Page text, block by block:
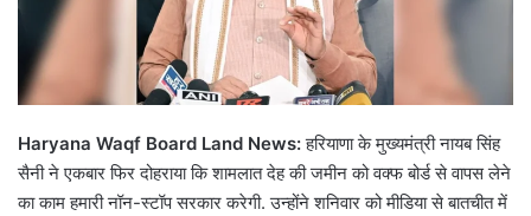
Haryana Waqf Board Land News:हरियाणा के मुख्यमंत्री नायब सिंह
सैनी ने एकबार फिर दोहराया कि शामलात देह की जमीन को वक्फ बोर्ड से वापस लेने
का काम हमारी नॉन-स्टॉप सरकार करेगी. उन्होंने शनिवार को मीडिया से बातचीत में